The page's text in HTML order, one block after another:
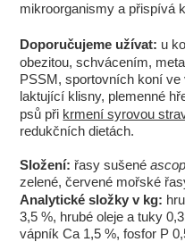
mikroorganismy a přispívá
Doporučujeme užívat: u
obezitou, schvácením,
PSSM,sportovních koní
laktující klisny, plemenné
psů při krmení syrovou
redukčních dietách.
Složení:řasy sušené
zelené, červené mořské
Analytické složky v kg:
3,5 %, hrubé oleje a tuky
vápník Ca 1,5 %, fosfor P